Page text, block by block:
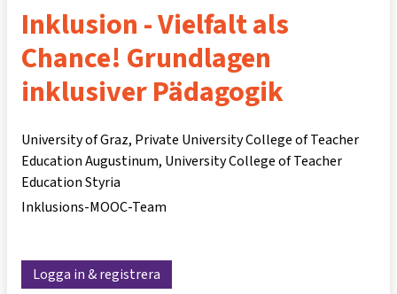
Inklusion - Vielfalt als
Chance! Grundlagen
inklusiver Pädagogik
University of Graz, Private University College of Teacher
Education Augustinum, University College of Teacher
Education Styria
Inklusions-MOOC-Team
Logga in & registrera